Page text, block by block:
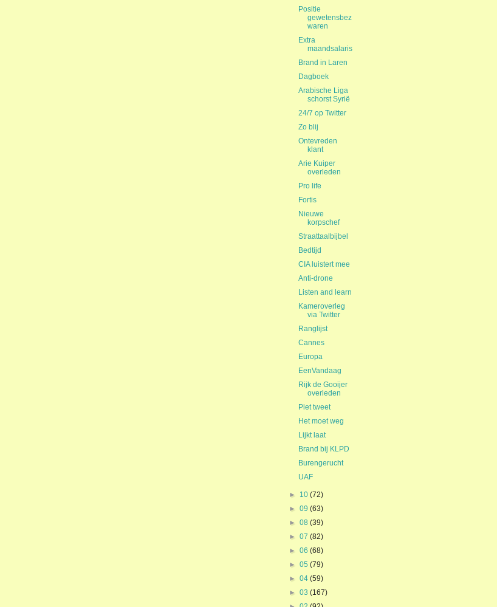
Positie
gewetensbez
waren
Extra
maandsalaris
Brand in Laren
Dagboek
Arabische Liga
schorst Syrië
24/7 op Twitter
Zo blij
Ontevreden
klant
Arie Kuiper
overleden
Pro life
Fortis
Nieuwe
korpschef
Straattaalbijbel
Bedtijd
CIA luistert mee
Anti-drone
Listen and learn
Kameroverleg
via Twitter
Ranglijst
Cannes
Europa
EenVandaag
Rijk de Gooijer
overleden
Piet tweet
Het moet weg
Lijkt laat
Brand bij KLPD
Burengerucht
UAF
► 10(72)
►09(63)
►08(39)
►07(82)
►06(68)
►05(79)
►04(59)
►03(167)